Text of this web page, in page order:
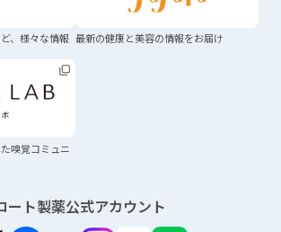
、 様々な情報 最新の健康と美容の情報をお届け
嗅覚コミュニ
ート製薬公式アカウント